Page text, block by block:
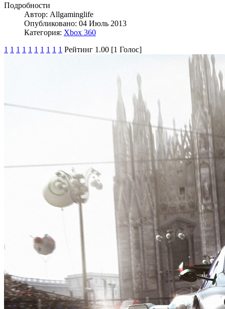
Подробности
Автор: Allgaminglife
Опубликовано: 04 Июль 2013
Категория: Xbox 360
1 1 1 1 1 1 1 1 1 1 Рейтинг 1.00 [1 Голос]